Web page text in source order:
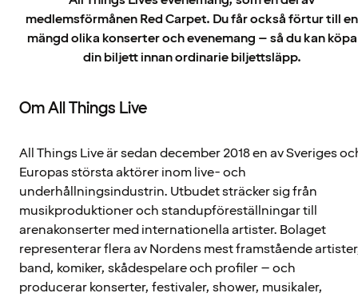
medlemsförmånen Red Carpet. Du får också förtur till en
mängd olika konserter och evenemang – så du kan köpa
din biljett innan ordinarie biljettsläpp.
Om All Things Live
All Things Live är sedan december 2018 en av Sveriges
Europas största aktörer inom live- och
underhållningsindustrin. Utbudet sträcker sig från
musikproduktioner och standupföreställningar till
arenakonserter med internationella artister. Bolaget
representerar flera av Nordens mest framstående
band, komiker, skådespelare och profiler – och
producerar konserter, festivaler, shower, musikaler,